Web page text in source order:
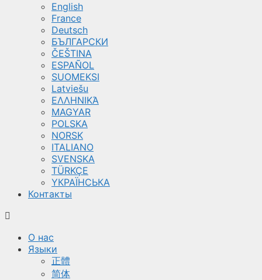
English
France
Deutsch
БЪЛГАРСКИ
ČEŠTINA
ESPAÑOL
SUOMEKSI
Latviešu
ΕΛΛΗΝΙΚΆ
MAGYAR
POLSKA
NORSK
ITALIANO
SVENSKA
TÜRKÇE
YКРАЇНСЬКА
Контакты
О нас
Языки
正體
简体